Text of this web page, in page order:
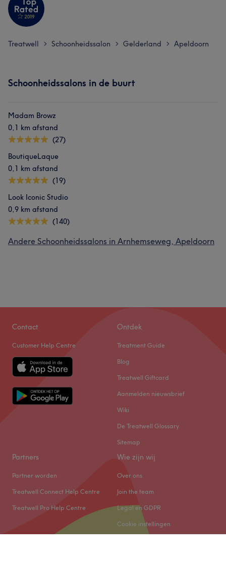
Treatwell > Schoonheidssalon > Gelderland > Apeldoorn
Schoonheidssalons in de buurt
Madam Browz
0,1 km afstand
(27)
BoutiqueLaque
0,1 km afstand
(19)
Look Iconic Studio
0,9 km afstand
(140)
Andere Schoonheidssalons in Arnhemseweg, Apeldoorn
Contact
Customer Help Centre
Ontdek
Treatment Guide
Blog
Treatwell Giftcard
Aanmelden nieuwsbrief
Wiki
De Treatwell Glossary
Sitemap
Partners
Partner worden
Treatwell Connect Help Centre
Treatwell Pro Help Centre
Wie zijn wij
Over ons
Join the team
Legal en GDPR
Cookie instellingen